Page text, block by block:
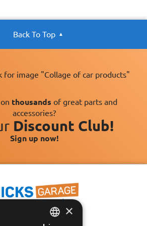
Back To Top
for image "Collage of car products"
thousands of great parts and
accessories?
Discount Club!
Sign up now!
×